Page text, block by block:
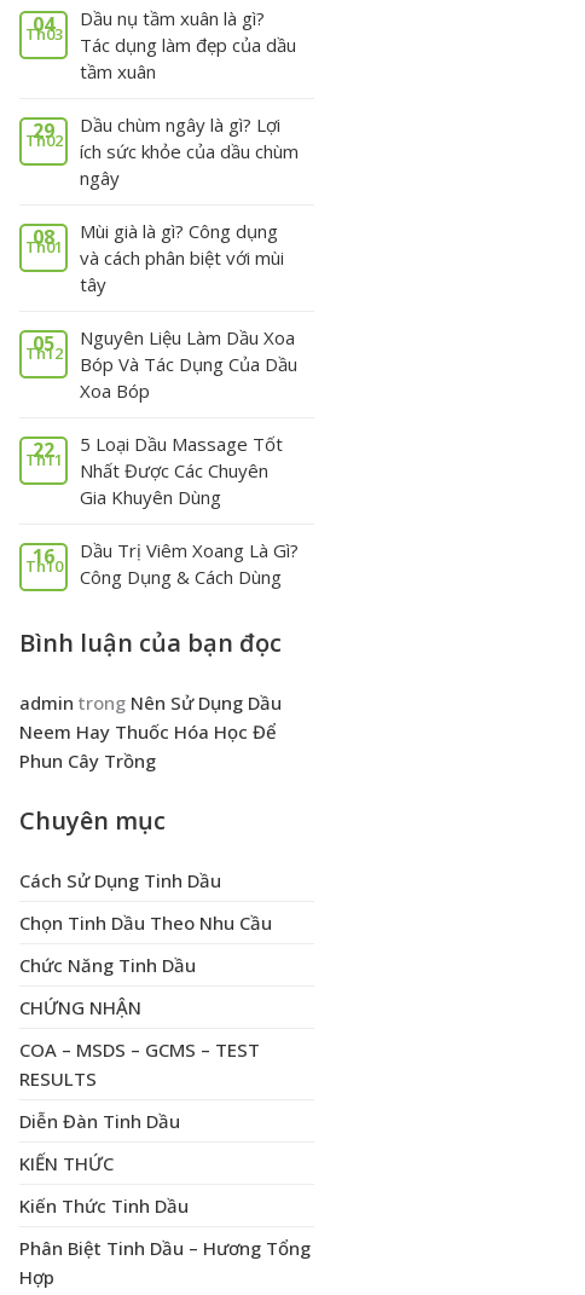
04
Th03
Dầu nụ tầm xuân là gì?
Tác dụng làm đẹp của dầu
tầm xuân
29
Th02
Dầu chùm ngây là gì? Lợi
ích sức khỏe của dầu chùm
ngây
08
Th01
Mùi già là gì? Công dụng
và cách phân biệt với mùi
tây
05
Th12
Nguyên Liệu Làm Dầu Xoa
Bóp Và Tác Dụng Của Dầu
Xoa Bóp
22
Th11
5 Loại Dầu Massage Tốt
Nhất Được Các Chuyên
Gia Khuyên Dùng
16
Th10
Dầu Trị Viêm Xoang Là Gì?
Công Dụng & Cách Dùng
Bình luận của bạn đọc
admin trong Nên Sử Dụng Dầu
Neem Hay Thuốc Hóa Học Để
Phun Cây Trồng
Chuyên mục
Cách Sử Dụng Tinh Dầu
Chọn Tinh Dầu Theo Nhu Cầu
Chức Năng Tinh Dầu
CHỨNG NHẬN
COA – MSDS – GCMS – TEST
RESULTS
Diễn Đàn Tinh Dầu
KIẾN THỨC
Kiến Thức Tinh Dầu
Phân Biệt Tinh Dầu – Hương Tổng
Hợp